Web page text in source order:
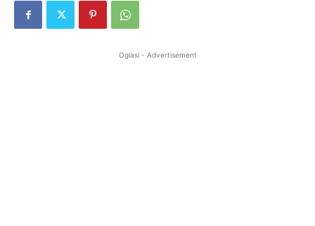
Oglasi - Advertisement